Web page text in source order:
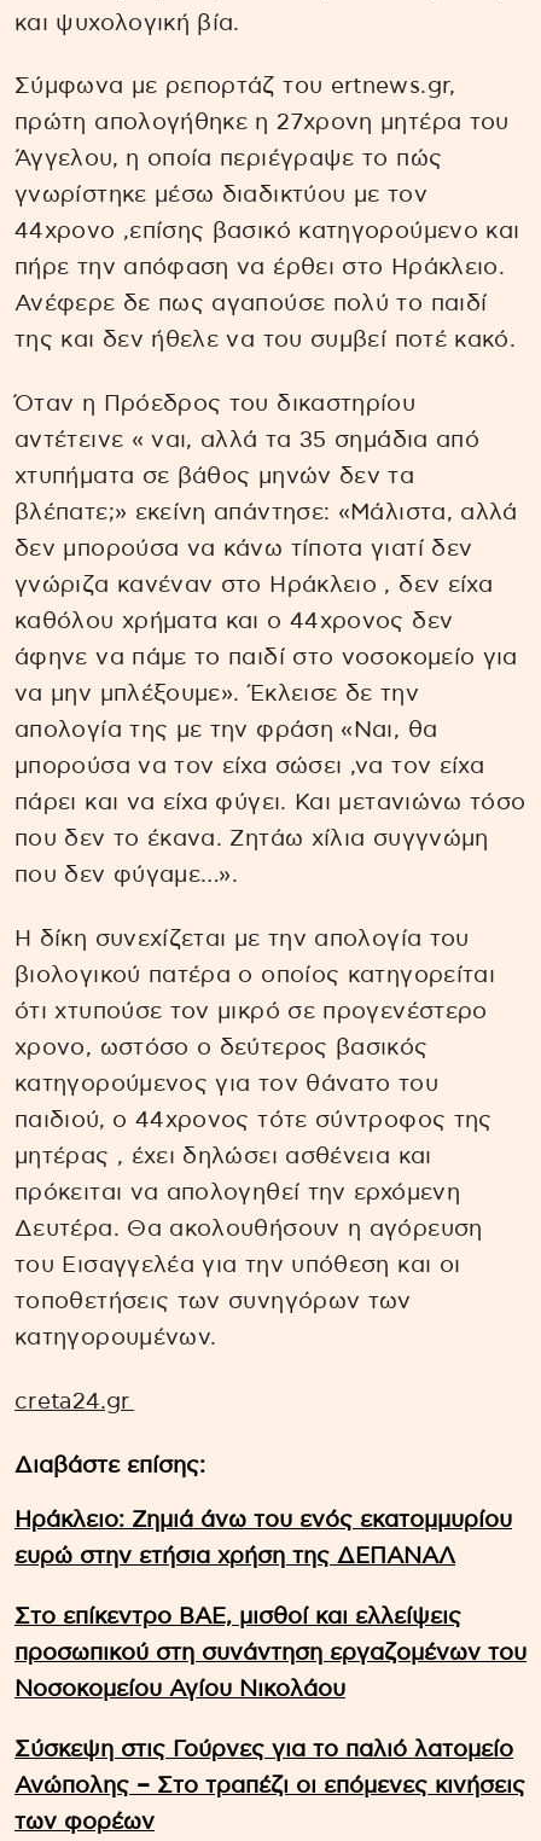
και ψυχολογική βία.
Σύμφωνα με ρεπορτάζ του ertnews.gr,
πρώτη απολογήθηκε η 27χρονη μητέρα του
Άγγελου, η οποία περιέγραψε το πώς
γνωρίστηκε μέσω διαδικτύου με τον
44χρονο ,επίσης βασικό κατηγορούμενο και
πήρε την απόφαση να έρθει στο Ηράκλειο.
Ανέφερε δε πως αγαπούσε πολύ το παιδί
της και δεν ήθελε να του συμβεί ποτέ κακό.
Όταν η Πρόεδρος του δικαστηρίου
αντέτεινε « ναι, αλλά τα 35 σημάδια από
χτυπήματα σε βάθος μηνών δεν τα
βλέπατε;» εκείνη απάντησε: «Μάλιστα, αλλά
δεν μπορούσα να κάνω τίποτα γιατί δεν
γνώριζα κανέναν στο Ηράκλειο , δεν είχα
καθόλου χρήματα και ο 44χρονος δεν
άφηνε να πάμε το παιδί στο νοσοκομείο για
να μην μπλέξουμε». Έκλεισε δε την
απολογία της με την φράση «Ναι, θα
μπορούσα να τον είχα σώσει ,να τον είχα
πάρει και να είχα φύγει. Και μετανιώνω τόσο
που δεν το έκανα. Ζητάω χίλια συγγνώμη
που δεν φύγαμε…».
Η δίκη συνεχίζεται με την απολογία του
βιολογικού πατέρα ο οποίος κατηγορείται
ότι χτυπούσε τον μικρό σε προγενέστερο
χρονο, ωστόσο ο δεύτερος βασικός
κατηγορούμενος για τον θάνατο του
παιδιού, ο 44χρονος τότε σύντροφος της
μητέρας , έχει δηλώσει ασθένεια και
πρόκειται να απολογηθεί την ερχόμενη
Δευτέρα. Θα ακολουθήσουν η αγόρευση
του Εισαγγελέα για την υπόθεση και οι
τοποθετήσεις των συνηγόρων των
κατηγορουμένων.
creta24.gr
Διαβάστε επίσης:
Ηράκλειο: Ζημιά άνω του ενός εκατομμυρίου
ευρώ στην ετήσια χρήση της ΔΕΠΑΝΑΛ
Στο επίκεντρο ΒΑΕ, μισθοί και ελλείψεις
προσωπικού στη συνάντηση εργαζομένων του
Νοσοκομείου Αγίου Νικολάου
Σύσκεψη στις Γούρνες για το παλιό λατομείο
Ανώπολης – Στο τραπέζι οι επόμενες κινήσεις
των φορέων